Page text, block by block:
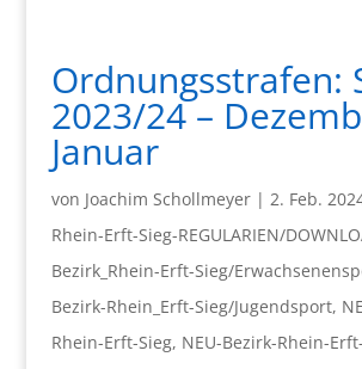
Ordnungsstrafen:
2023/24 –
Januar
von Joachim Schollmeyer| 2. Feb.
Rhein-Erft-Sieg-REGULARIEN/
Bezirk_Rhein-Erft-Sieg/
Bezirk-Rhein_Erft-Sieg/Jugendsport,
Rhein-Erft-Sieg, NEU-Bezirk-Rhein-